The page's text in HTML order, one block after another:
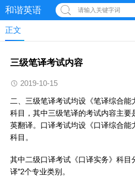
和谐英语 请输入关键字词
正文
三级笔译考试内容
2019-10-15
二、三级笔译考试均设《笔译综合能
科目，其中三级笔译的考试内容主要
英翻译。口译考试均设《口译综合能
科目。
其中二级口译考试《口译实务》科目
译”2个专业类别。